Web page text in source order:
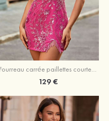
Fourreau carrée paillettes courte/mini robe de fête de la rentrée
129 €